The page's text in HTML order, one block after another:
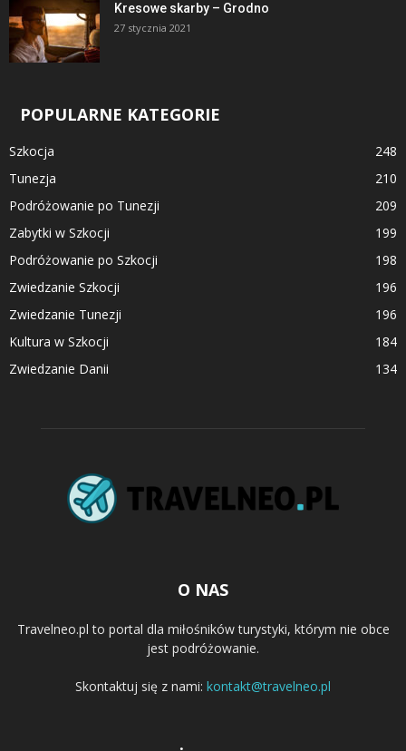
Kresowe skarby – Grodno
27 stycznia 2021
POPULARNE KATEGORIE
Szkocja
248
Tunezja
210
Podróżowanie po Tunezji
209
Zabytki w Szkocji
199
Podróżowanie po Szkocji
198
Zwiedzanie Szkocji
196
Zwiedzanie Tunezji
196
Kultura w Szkocji
184
Zwiedzanie Danii
134
O NAS
Travelneo.pl to portal dla miłośników turystyki, którym nie obce
jest podróżowanie.
Skontaktuj się z nami: kontakt@travelneo.pl